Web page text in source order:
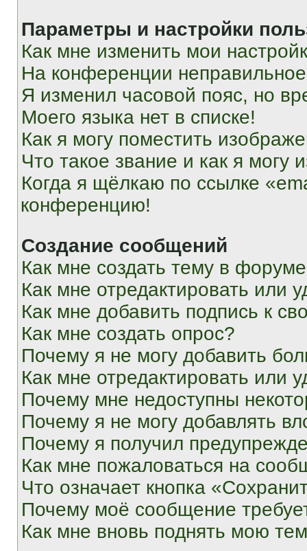
Параметры и настройки
Как мне изменить мои
На конференции
Я изменил часовой пояс, но
Моего языка нет в списке!
Как я могу поместить
Что такое звание и как я могу
Когда я щёлкаю по ссылке
конференцию!
Создание сообщений
Как мне создать тему в
Как мне отредактировать или
Как мне добавить подпись к
Как мне создать опрос?
Почему я не могу добавить
Как мне отредактировать или
Почему мне недоступны
Почему я не могу добавлять
Почему я получил
Как мне пожаловаться на
Что означает кнопка
Почему моё сообщение
Как мне вновь поднять мою